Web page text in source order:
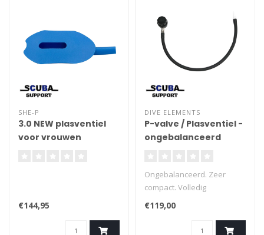
SHE-P
3.0 NEW plasventiel
voor vrouwen
€144,95
DIVE ELEMENTS
P-valve / Plasventiel -
ongebalanceerd
Ongebalanceerd. Zeer
compact. Volledig
afsluitbaar. Slang
loskoppelbaar.Eenvoudig
tot gebalanceerd om te
€119,00